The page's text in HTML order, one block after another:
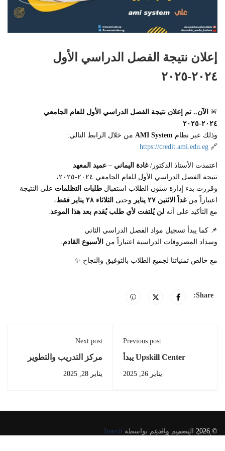
إعلان نتيجة الفصل الدراسي الأول
٢٠٢٤-٢٠٢٥
🚨 الآن.. تم إعلان نتيجة الفصل الدراسي الأول للعام الجامعي
٢٠٢٤-٢٠٢٥
وذلك عبر نظام AMI System من خلال الرابط التالي:
🔗
https://credit.ami.edu.eg
اعتمدت الأستاذ الدكتور/غادة اليماني – عميد المعهد
نتيجة الفصل الدراسي الأول للعام الجامعي ٢٠٢٤-٢٠٢٥،
وقررت بدء إدارة شئون الطلاب استقبال طلبات التظلمات على النتيجة
اعتباراً منغداً الاثنين ٢٧ يناير وحتى الثلاثاء ٢٨ يناير فقط
،
مع التأكيد على أنه لن يُلتفت لأي طلب يُقدم بعد هذا الموعد.
📌 كما يبدأ تسجيل مواد الفصل الدراسي الثاني
وسداد المصروفات الدراسية اعتباراً من الأسبوع القادم.
مع خالص تمنياتنا لجميع الطلاب بالتوفيق والنجاح ✨
Share:
Previous post
Upskill Center يبدأ
التدريب الميداني لطلاب
معهد الإسكندرية العالي
يناير 26, 2025
Next post
مركز التدريب والتطوير
بمدينة الإنتاج الإعلامي
يناير 28, 2025
© 2026 التصميم والدعم بواسطة Imexit